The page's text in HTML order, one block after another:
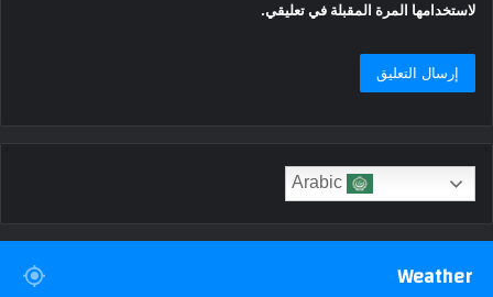
لاستخدامها المرة المقبلة في تعليقي.
Weather